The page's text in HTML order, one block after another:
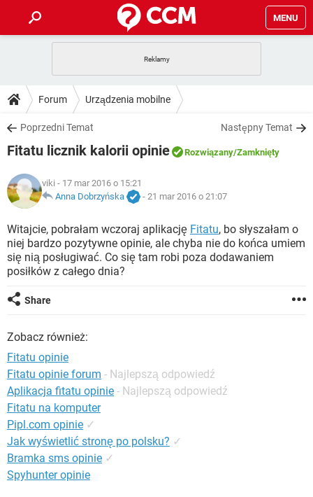
MENU
GRY WHATSAPP
SPOTIFY
INSTAGRAM FACEBOOK
WINDOWS 10
PORADY
PlayStation TIKTOK
INSTAGRAM
WINDOWS 10
DO POBRANIA
ANDROID TIKTOK
GRY
IOS NETFLIX
INSTAGRAM FACEBOOK
WINDOWS 10
COVID-19
GRY
SPOTIFY NETFLIX
INSTAGRAM FACEBOOK
ARTYKUŁY
COVID-19 TIKTOK
GRY WHATSAPP
SPOTIFY
INSTAGRAM
Forum Urządzenia mobilne
Poprzedni Temat Następny Temat
Fitatu licznik kalorii opinie Rozwiązany/Zamknięty
viki - 17 mar 2016 o 15:21
Anna Dobrzyńska
- 21 mar 2016 o 21:07
Witajcie, pobrałam wczoraj aplikację Fitatu, bo słyszałam o
niej bardzo pozytywne opinie, ale chyba nie do końca umiem
się nią posługiwać. Co się tam robi poza dodawaniem
posiłków z całego dnia?
Share
Zobacz również:
Fitatu opinie
Fitatu opinie forum - Najlepszą odpowiedź
Aplikacja fitatu opinie - Najlepszą odpowiedź
Fitatu na komputer
Pipl.com opinie ✓
Jak wyświetlić stronę po polsku? ✓
Bramka sms opinie ✓
Spyhunter opinie